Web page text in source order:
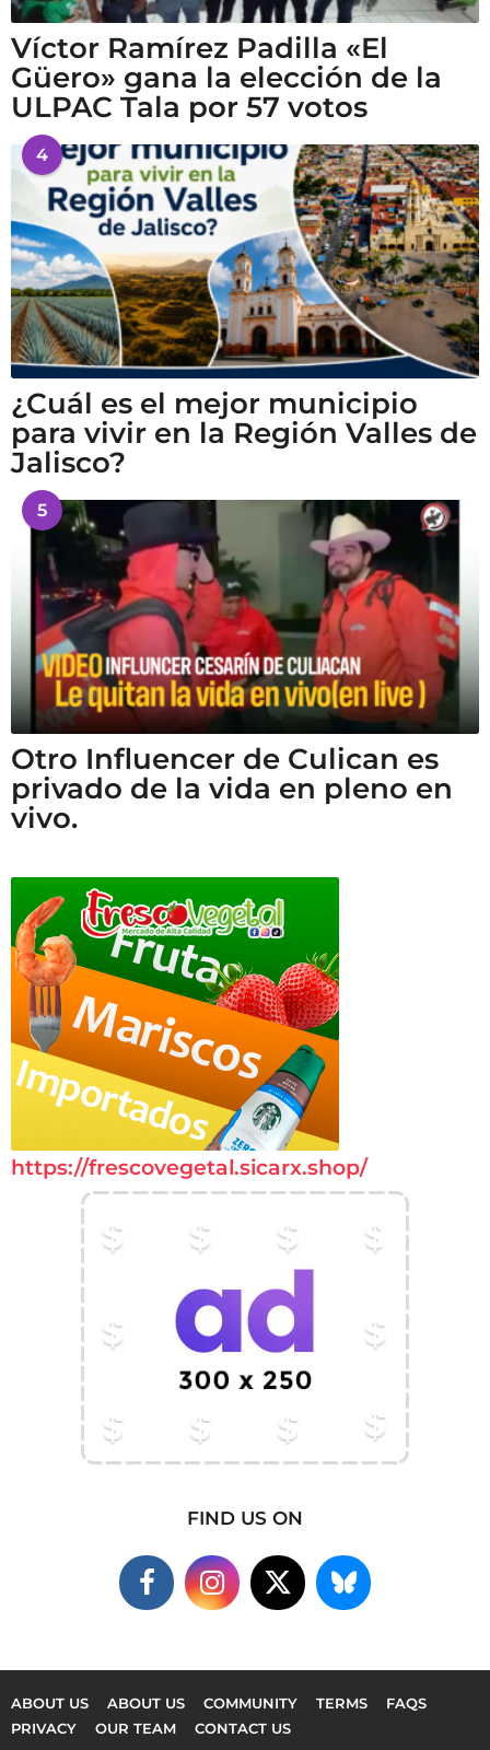
Víctor Ramírez Padilla «El
Güero» gana la elección de la
ULPAC Tala por 57 votos
4
¿Cuál es el mejor municipio
para vivir en la Región Valles de
Jalisco?
5
Otro Influencer de Culican es
privado de la vida en pleno en
vivo.
https://frescovegetal.sicarx.shop/
FIND US ON
ABOUT US ABOUT US COMMUNITY TERMS
FAQS
PRIVACY
OUR TEAM CONTACT US